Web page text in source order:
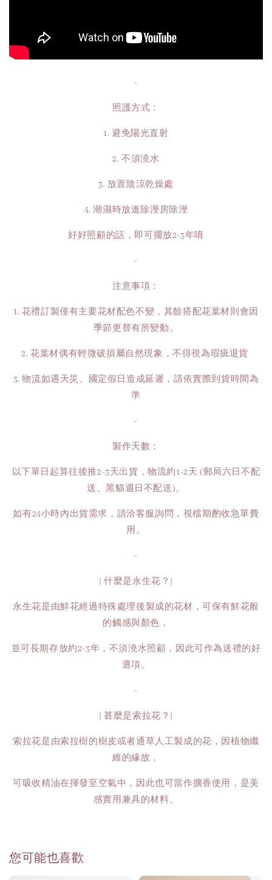
-
照護方式：
1. 避免陽光直射
2. 不須澆水
3. 放置陰涼乾燥處
4. 潮濕時放進除溼房除溼
好好照顧的話，即可擺放2-3年唷
-
注意事項：
1. 花禮訂製僅有主要花材配色不變，其餘搭配花葉材則會因
季節更替有所變動。
2. 花葉材偶有輕微破損屬自然現象，不得視為瑕疵退貨
3. 物流如遇天災、國定假日造成延遲，請依實際到貨時間為
準
-
製作天數：
以下單日起算往後推2-3天出貨，物流約1-2天 (郵局六日不配
送、黑貓週日不配送)。
如有24小時內出貨需求，請洽客服詢問，視檔期酌收急單費
用。
-
| 什麼是永生花？|
永生花是由鮮花經過特殊處理後製成的花材，可保有鮮花般
的觸感與顏色，
並可長期存放約2-3年，不須澆水照顧，因此可作為送禮的好
選項。
-
| 甚麼是索拉花？|
索拉花是由索拉樹的樹皮或者通草人工製成的花，因植物纖
維的緣故，
可吸收精油在揮發至空氣中，因此也可當作擴香使用，是美
感實用兼具的材料。
您可能也喜歡